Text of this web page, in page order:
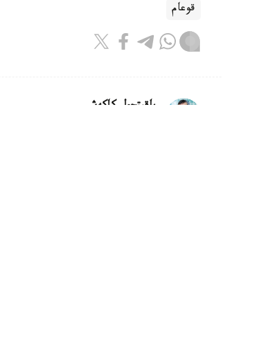
قوعام
باقىتجول كاكەش